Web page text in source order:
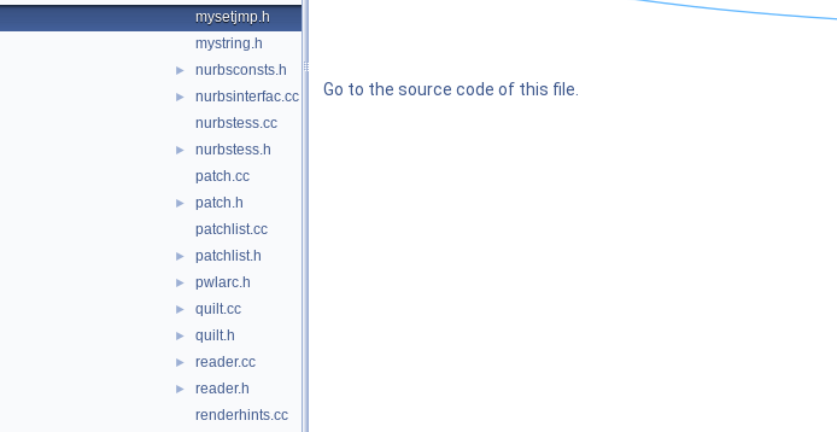
mysetjmp.h
mystring.h
► nurbsconsts.h
►
nurbsinterfac.cc
nurbstess.cc
►
nurbstess.h
patch.cc
►
patch.h
patchlist.cc
► patchlist.h
► pwlarc.h
► quilt.cc
► quilt.h
► reader.cc
►
reader.h
renderhints.cc
Go to the source code of this file.